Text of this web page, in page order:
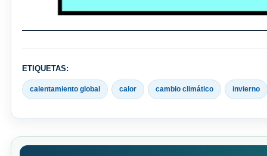
ETIQUETAS:
calentamiento global calor cambio climático invierno